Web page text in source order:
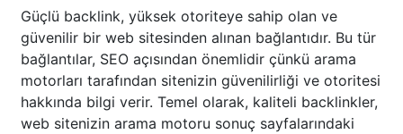
Güçlü backlink, yüksek otoriteye sahip olan ve
güvenilir bir web sitesinden alınan bağlantıdır. Bu tür
bağlantılar, SEO açısından önemlidir çünkü arama
motorları tarafından sitenizin güvenilirliği ve otoritesi
hakkında bilgi verir. Temel olarak, kaliteli backlinkler,
web sitenizin arama motoru sonuç sayfalarındaki